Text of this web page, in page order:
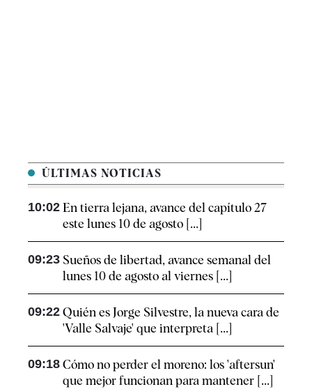
ÚLTIMAS NOTICIAS
10:02 En tierra lejana, avance del capítulo 27
este lunes 10 de agosto [...]
09:23 Sueños de libertad, avance semanal del
lunes 10 de agosto al viernes [...]
09:22 Quién es Jorge Silvestre, la nueva cara de
'Valle Salvaje' que interpreta [...]
09:18 Cómo no perder el moreno: los 'aftersun'
que mejor funcionan para mantener [...]